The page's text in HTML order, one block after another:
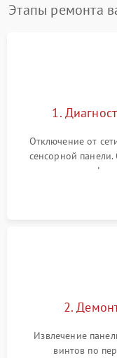
Этапы ремонта
1.
Отключение от
сенсорной
проверка
клиента о
2.
Извлечение
винтов по